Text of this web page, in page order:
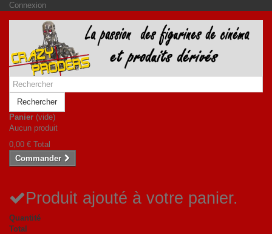
Connexion
Rechercher
Panier (vide)
Aucun produit
0,00 € Total
Commander
Produit ajouté à votre panier.
Quantité
Total